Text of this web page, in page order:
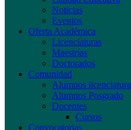
Noticias
Eventos
Oferta Académica
Licenciaturas
Maestrías
Doctorados
Comunidad
Alumnos licenciatura
Alumnos Posgrado
Docentes
Cursos
Convocatorias